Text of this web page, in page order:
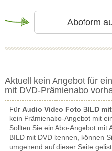
nebenbei auch noch die eigene
gebracht werden kann! Am
günstigen Audio Video Foto Bild
Aboform
Aktuell kein Angebot für
mit DVD-Prämienabo
Für Audio Video Foto BILD mit
kein Prämienabo-Angebot mit
Sollten Sie ein Abo-Angebot mit
BILD mit DVD kennen, können
umgehend auf dieser Seite